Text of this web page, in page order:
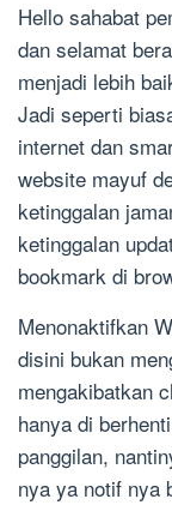
Hello sahabat
dan selamat
menjadi lebih
Jadi seperti
internet dan
website mayuf
ketinggalan
ketinggalan
bookmark di
Menonaktifkan
disini bukan
mengakibatkan
hanya di
panggilan,
nya ya notif nya